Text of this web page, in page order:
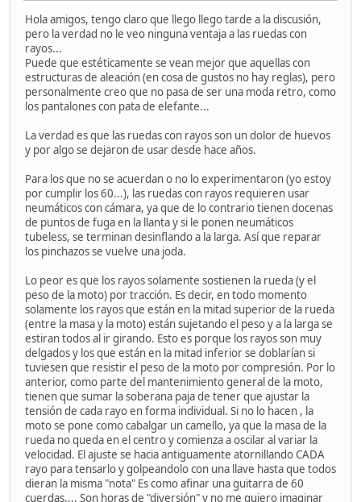
Hola amigos, tengo claro que llego llego tarde a la discusión,
pero la verdad no le veo ninguna ventaja a las ruedas con
rayos...
Puede que estéticamente se vean mejor que aquellas con
estructuras de aleación (en cosa de gustos no hay reglas), pero
personalmente creo que no pasa de ser una moda retro, como
los pantalones con pata de elefante...
La verdad es que las ruedas con rayos son un dolor de huevos
y por algo se dejaron de usar desde hace años.
Para los que no se acuerdan o no lo experimentaron (yo estoy
por cumplir los 60...), las ruedas con rayos requieren usar
neumáticos con cámara, ya que de lo contrario tienen docenas
de puntos de fuga en la llanta y si le ponen neumáticos
tubeless, se terminan desinflando a la larga. Así que reparar
los pinchazos se vuelve una joda.
Lo peor es que los rayos solamente sostienen la rueda (y el
peso de la moto) por tracción. Es decir, en todo momento
solamente los rayos que están en la mitad superior de la rueda
(entre la masa y la moto) están sujetando el peso y a la larga se
estiran todos al ir girando. Esto es porque los rayos son muy
delgados y los que están en la mitad inferior se doblarían si
tuviesen que resistir el peso de la moto por compresión. Por lo
anterior, como parte del mantenimiento general de la moto,
tienen que sumar la soberana paja de tener que ajustar la
tensión de cada rayo en forma individual. Si no lo hacen , la
moto se pone como cabalgar un camello, ya que la masa de la
rueda no queda en el centro y comienza a oscilar al variar la
velocidad. El ajuste se hacia antiguamente atornillando CADA
rayo para tensarlo y golpeandolo con una llave hasta que todos
dieran la misma "nota" Es como afinar una guitarra de 60
cuerdas.... Son horas de "diversión" y no me quiero imaginar